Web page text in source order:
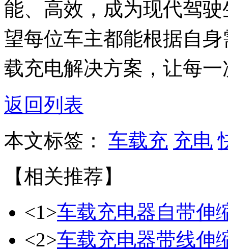
能、高效，成为现代驾
望每位车主都能根据自
载充电解决方案，让每
返回列表
本文标签： 车载充 充电
【相关推荐】
<1>车载充电器自带伸
<2>车载充电器带线伸